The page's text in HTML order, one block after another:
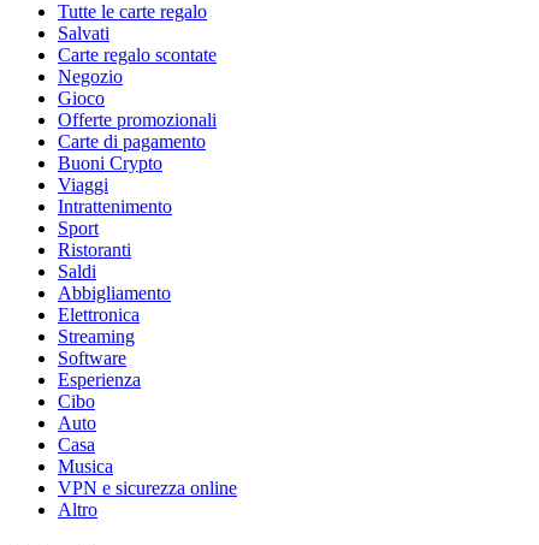
Tutte le carte regalo
Salvati
Carte regalo scontate
Negozio
Gioco
Offerte promozionali
Carte di pagamento
Buoni Crypto
Viaggi
Intrattenimento
Sport
Ristoranti
Saldi
Abbigliamento
Elettronica
Streaming
Software
Esperienza
Cibo
Auto
Casa
Musica
VPN e sicurezza online
Altro